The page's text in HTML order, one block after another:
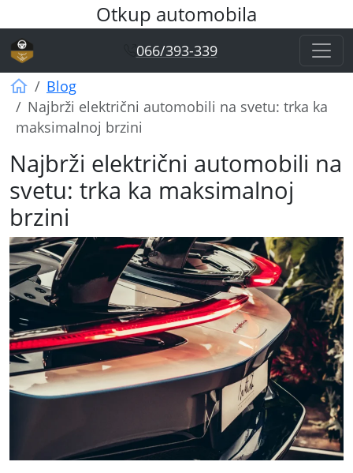
Otkup automobila
066/393-339
Otkup automobila Vagner
Blog
Najbrži električni automobili na svetu: trka ka
maksimalnoj brzini
Najbrži električni automobili na
svetu: trka ka maksimalnoj
brzini